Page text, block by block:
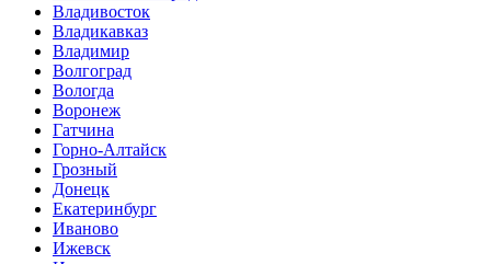
Владивосток
Владикавказ
Владимир
Волгоград
Вологда
Воронеж
Гатчина
Горно-Алтайск
Грозный
Донецк
Екатеринбург
Иваново
Ижевск